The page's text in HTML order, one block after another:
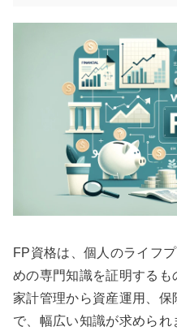
FP資格は、個人のライフ
めの専門知識を証明するも
家計管理から資産運用、保
で、幅広い知識が求められ